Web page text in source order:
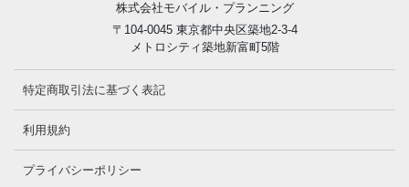
株式会社モバイル・プランニング
〒104-0045 東京都中央区築地2-3-4
メトロシティ築地新富町5階
特定商取引法に基づく表記
利用規約
プライバシーポリシー